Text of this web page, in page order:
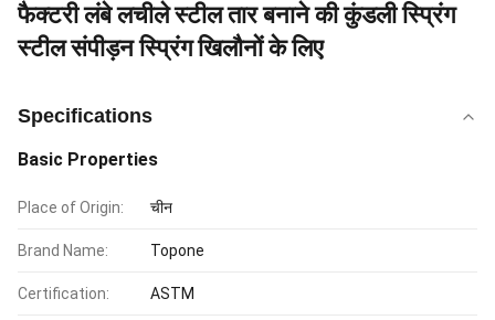
फैक्टरी लंबे लचीले स्टील तार बनाने की कुंडली स्प्रिंग
स्टील संपीड़न स्प्रिंग खिलौनों के लिए
Specifications
Basic Properties
Place of Origin: चीन
Brand Name: Topone
Certification: ASTM